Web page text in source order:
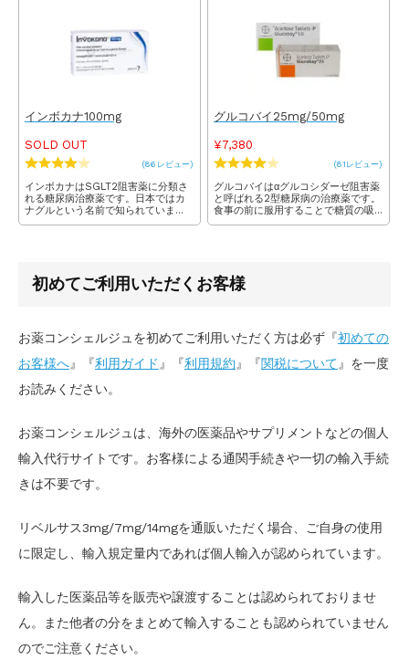
い身体づくりができます。
ともあります。
インボカナ100mg
SOLD OUT
(86レビュー)
インボカナはSGLT2阻害薬に分類さ
れる糖尿病治療薬です。日本ではカ
ナグルという名前で知られていま
す。有効成分のカナグリフロジンに
グルコバイ25mg/50mg
¥7,380
(81レビュー)
グルコバイはαグルコシダーゼ阻害薬
と呼ばれる2型糖尿病の治療薬です。
食事の前に服用することで糖質の吸
収を遅らせ食後の血糖値の急激な上
初めてご利用いただくお客様
お薬コンシェルジュを初めてご利用いただく方は必ず『初めての
お客様へ』『利用ガイド 』『利用規約』『関税について』を一度
お読みください。
お薬コンシェルジュは、海外の医薬品やサプリメントなどの個人
輸入代行サイトです。お客様による通関手続きや一切の輸入手続
きは不要です。
リベルサス3mg/7mg/14mgを通販いただく場合、ご自身の使用
に限定し、輸入規定量内であれば個人輸入が認められています。
輸入した医薬品等を販売や譲渡することは認められておりませ
ん。また他者の分をまとめて輸入することも認められていません
のでご注意ください。